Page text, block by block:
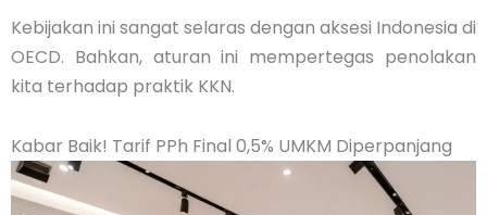
Kebijakan ini sangat selaras dengan aksesi Indonesia di
OECD. Bahkan, aturan ini mempertegas penolakan
kita terhadap praktik KKN.
Kabar Baik! Tarif PPh Final 0,5% UMKM Diperpanjang